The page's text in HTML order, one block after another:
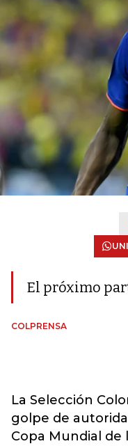
El próximo
COLPRENSA
La Selección
golpe de
Copa Mundial de